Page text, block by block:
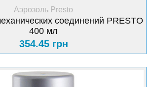
+ Купить
Аэрозоль Presto
соединений PRESTO
400 мл
354.45 грн